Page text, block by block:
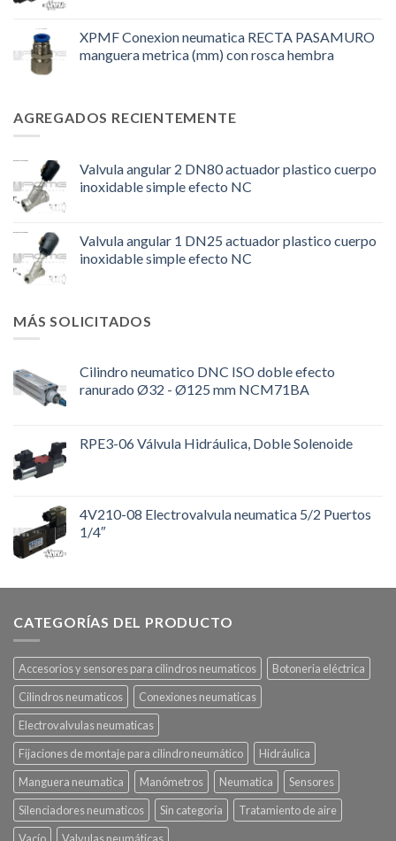
XPMF Conexion neumatica RECTA PASAMURO
manguera metrica (mm) con rosca hembra
AGREGADOS RECIENTEMENTE
Valvula angular 2 DN80 actuador plastico cuerpo
inoxidable simple efecto NC
Valvula angular 1 DN25 actuador plastico cuerpo
inoxidable simple efecto NC
MÁS SOLICITADOS
Cilindro neumatico DNC ISO doble efecto
ranurado Ø32 - Ø125 mm NCM71BA
RPE3-06 Válvula Hidráulica, Doble Solenoide
4V210-08 Electrovalvula neumatica 5/2 Puertos
1/4″
CATEGORÍAS DEL PRODUCTO
Accesorios y sensores para cilindros neumaticos
Botoneria eléctrica
Cilindros neumaticos
Conexiones neumaticas
Electrovalvulas neumaticas
Fijaciones de montaje para cilindro neumático
Hidráulica
Manguera neumatica
Manómetros Neumatica
Sensores
Silenciadores neumaticos
Sin categoría
Tratamiento de aire